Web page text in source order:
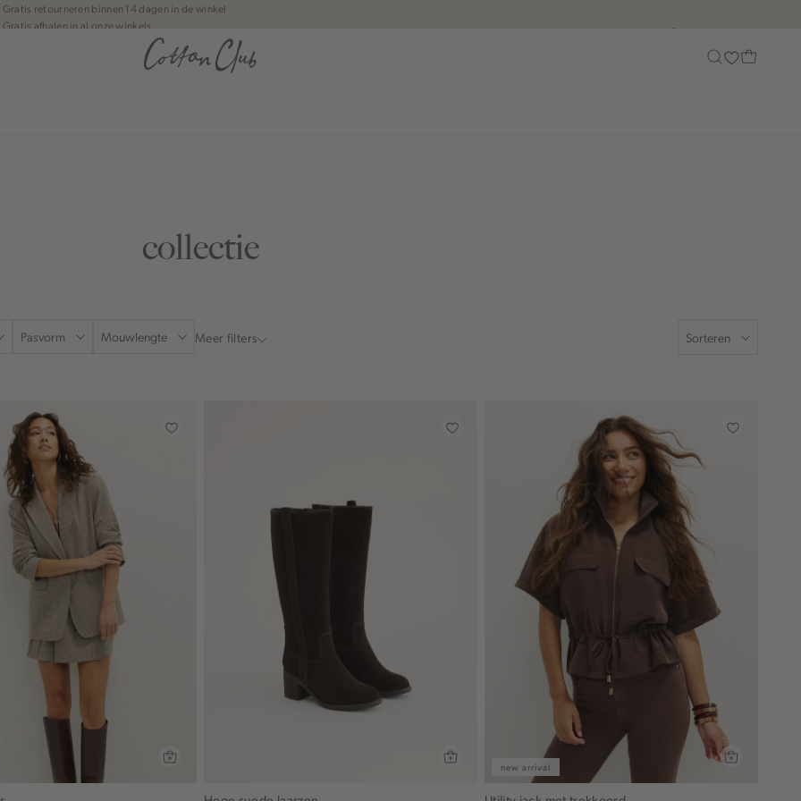
Gratis retourneren binnen 14 dagen in de winkel
Gratis afhalen in al onze winkels
Jouw bestelling wordt binnen 1 tot 5 dagen bezorgd
Betaal zoals jij wilt: o.a. iDEAL | Wero, Riverty, Apple pay & creditcard
collectie
Pasvorm Mouwlengte Sorteren
Meer filters
new arrival